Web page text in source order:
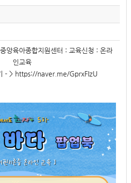
중앙육아종합지원센터 : 교육신청 : 온라
인교육
- > https://naver.me/GprxFIzU